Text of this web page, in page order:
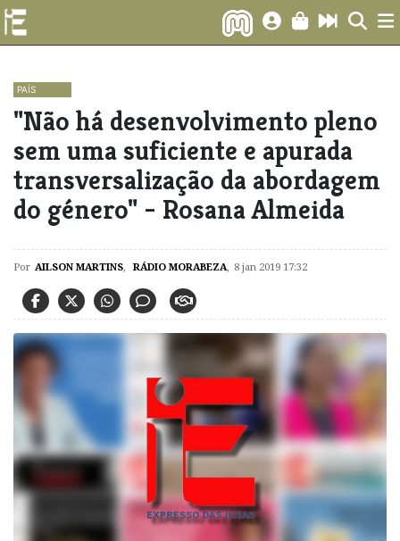
PAÍS
"Não há desenvolvimento pleno
sem uma suficiente e apurada
transversalização da abordagem
do género" - Rosana Almeida
Por AILSON MARTINS, RÁDIO MORABEZA, 8 jan 2019 17:32